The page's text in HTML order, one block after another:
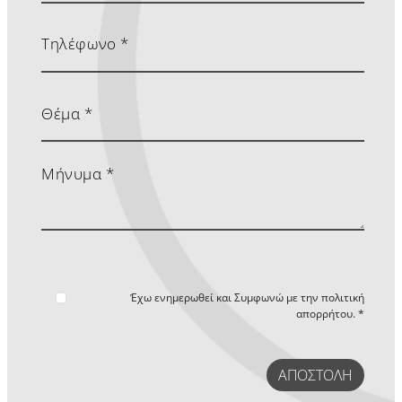
Έχω ενημερωθεί και Συμφωνώ με την πολιτική
απορρήτου. *
ΑΠΟΣΤΟΛΉ